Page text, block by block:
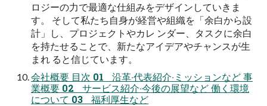
ロジーの⼒で最適な仕組みをデザインしていきま
す。 そして私たち⾃⾝が経営や組織を「余⽩から設
計」し、プロジェクトやカレ ンダー、タスクに余⽩
を持たせることで、新たなアイデアやチャンスが⽣
まれ ると信じています。
会社概要 ⽬次 01 沿⾰‧代表紹介‧ミッションなど 事
業概要 02 サービス紹介‧今後の展望など 働く環境
について 03 福利厚⽣など